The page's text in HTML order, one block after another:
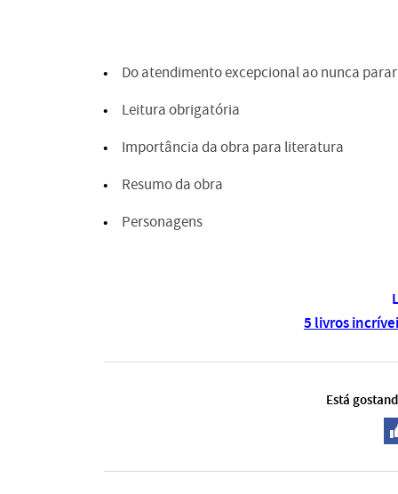
Do atendimento excepcional ao nunca
Leitura obrigatória
Importância da obra para literatura
Resumo da obra
Personagens
5 livros
Está